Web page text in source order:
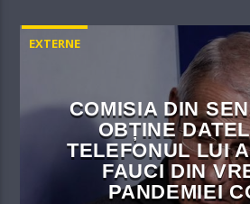
EXTERNE
COMISIA DIN
OBȚINE
TELEFONUL LUI
FAUCI DIN
PANDEMIEI